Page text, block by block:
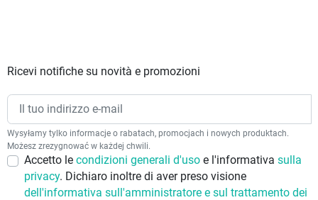
Ricevi notifiche su novità e promozioni
Wysyłamy tylko informacje o rabatach, promocjach i nowych produktach.
Możesz zrezygnować w każdej chwili.
Accetto le condizioni generali d'uso e l'informativa sulla
privacy. Dichiaro inoltre di aver preso visione
dell'informativa sull'amministratore e sul trattamento dei